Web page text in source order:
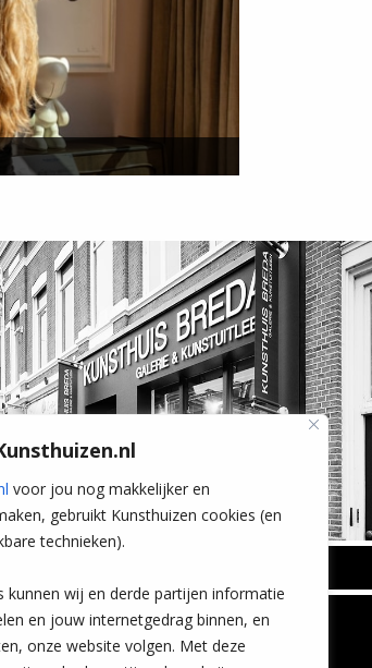
voor jou nog makkelijker en
gebruikt Kunsthuizen cookies (en
technieken).
kunnen wij en derde partijen informatie
en jouw internetgedrag binnen, en
onze website volgen. Met deze
11
CONTACT